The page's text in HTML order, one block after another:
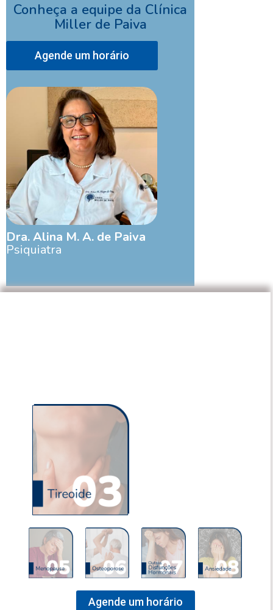
Conheça a equipe da Clínica
Miller de Paiva
Agende um horário
Dra. Alina M. A. de Paiva
Psiquiatra
Agende um horário